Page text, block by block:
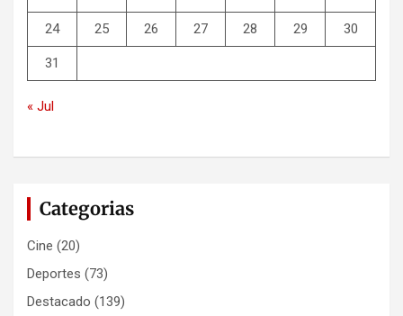
24 25 26 27 28 29 30
31
« Jul
Categorias
Cine (20)
Deportes (73)
Destacado (139)